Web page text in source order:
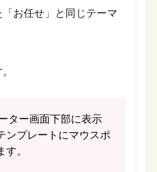
お任せ」と同じテーマ
ター画面下部に表示
ンプレートにマウスポ
す。